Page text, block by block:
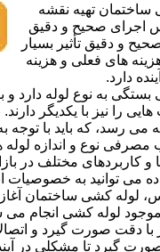
ساختمان تهیه نقشه
اجرای صحیح و دقیق
و دقیق تأثیر بسیار
های فعلی و هزینه
دارد.
به نوع لوله دارد و
را نیز با یکدیگر
می رسد، که باید با
مصرفی نوع و اندازه
و کاربردهای مختلف در
توانید به خصوصیات
لوله کشی ساختمان
لوله کشی انجام می
با دقت صورت گیرد و
گیرد تا مشکلی در